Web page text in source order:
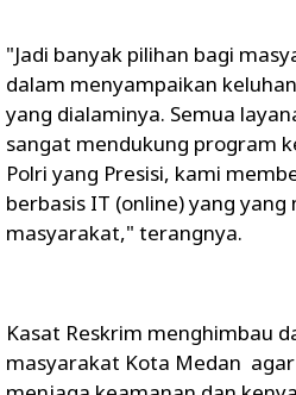
"Jadi banyak pilihan bagi
dalam menyampaikan
yang dialaminya. Semua
sangat mendukung program
Polri yang Presisi, kami
berbasis IT (online) yang yang
masyarakat," terangnya.
Kasat Reskrim menghimbau
masyarakat Kota Medan